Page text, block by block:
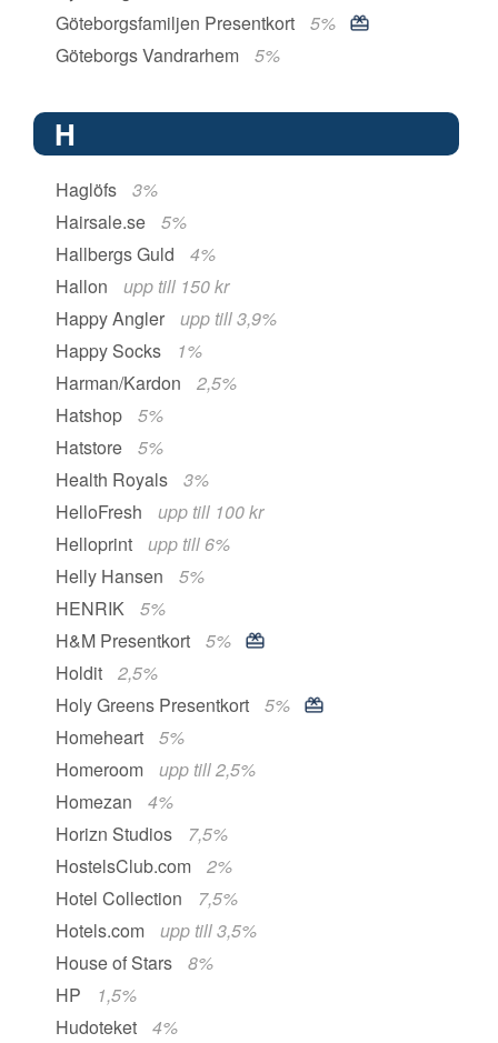
Göteborgsfamiljen Presentkort
5%
Göteborgs Vandrarhem
5%
H
Haglöfs
3%
Hairsale.se
5%
Hallbergs Guld
4%
Hallon
upp till 150 kr
Happy Angler
upp till 3,9%
Happy Socks
1%
Harman/Kardon
2,5%
Hatshop
5%
Hatstore
5%
Health Royals
3%
HelloFresh
upp till 100 kr
Helloprint
upp till 6%
Helly Hansen
5%
HENRIK
5%
H&M Presentkort
5%
Holdit
2,5%
Holy Greens Presentkort
5%
Homeheart
5%
Homeroom
upp till 2,5%
Homezan
4%
Horizn Studios
7,5%
HostelsClub.com
2%
Hotel Collection
7,5%
Hotels.com
upp till 3,5%
House of Stars
8%
HP
1,5%
Hudoteket
4%